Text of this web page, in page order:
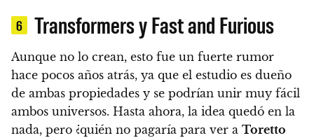
6 Transformers y Fast and Furious
Aunque no lo crean, esto fue un fuerte rumor
hace pocos años atrás, ya que el estudio es dueño
de ambas propiedades y se podrían unir muy fácil
ambos universos. Hasta ahora, la idea quedó en la
nada, pero ¿quién no pagaría para ver a Toretto